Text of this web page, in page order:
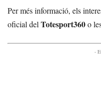
Per més informació, els
oficial del Totesport360o
-